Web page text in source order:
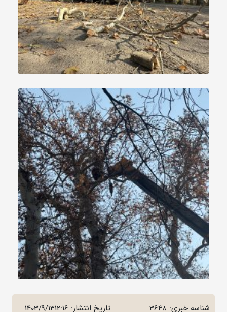
شناسه خبری: 3648 تاریخ انتشار: 1403/9/1312:16